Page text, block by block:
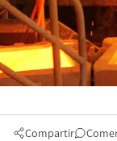
Compartir